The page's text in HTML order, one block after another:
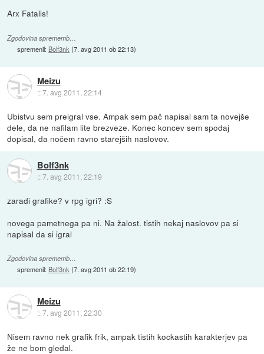
Arx Fatalis!
Zgodovina sprememb…
spremenil: Bolf3nk (7. avg 2011 ob 22:13)
Meizu
::7. avg 2011, 22:14
Ubistvu sem preigral vse. Ampak sem pač napisal sam ta novejše
dele, da ne nafilam lite brezveze. Konec koncev sem spodaj
dopisal, da nočem ravno starejših naslovov.
Bolf3nk
::7. avg 2011, 22:19
zaradi grafike? v rpg igri? :S
novega pametnega pa ni. Na žalost. tistih nekaj naslovov pa si
napisal da si igral
Zgodovina sprememb…
spremenil: Bolf3nk (7. avg 2011 ob 22:19)
Meizu
::7. avg 2011, 22:30
Nisem ravno nek grafik frik, ampak tistih kockastih karakterjev pa
že ne bom gledal.